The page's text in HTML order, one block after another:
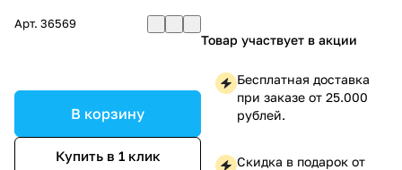
Арт. 36569
В корзину
Купить в 1 клик
Товар участвует в акции
Бесплатная доставка
при заказе от 25.000
рублей.
Скидка в подарок от